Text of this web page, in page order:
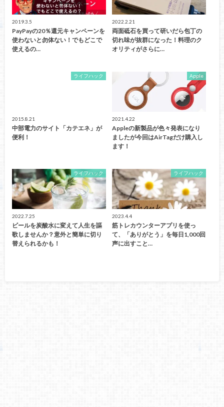
2019.3.5
PayPayの20％還元キャンペーンを
使わないと勿体ない！でもどこで
使えるの…
2022.2.21
両面砥石を買って研いだら包丁の
切れ味が抜群になった！料理のク
オリティがさらに…
ライフハック
2015.8.21
中部電力のサイト「カテエネ」が
便利！
Apple
2021.4.22
Appleの新製品が色々発表になり
ましたが今回はAirTagだけ購入し
ます！
ライフハック
2022.7.25
ビールを炭酸水に変えて人生を謳
歌しませんか？意外と簡単に切り
替えられるかも！
ライフハック
2023.4.4
筋トレカウンターアプリを使っ
て、「ありがとう」を毎日1,000回
声に出すこと…